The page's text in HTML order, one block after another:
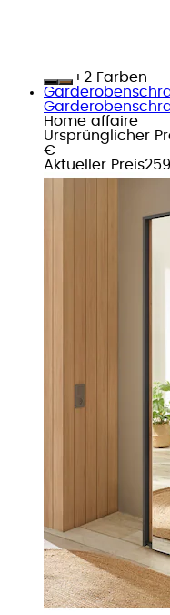
+
Farben
Home affaire
Ursprünglicher
€
Aktueller Preis